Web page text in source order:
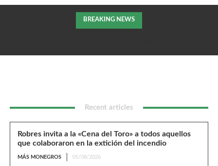
BREAKING NEWS
Recent articles
Robres invita a la «Cena del Toro» a todos aquellos
que colaboraron en la extición del incendio
MÁS MONEGROS 05/08/2026